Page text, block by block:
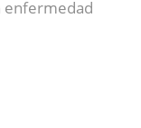
enfermedad